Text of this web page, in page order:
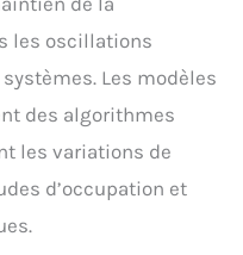
les oscillations
Les modèles
des algorithmes
les variations de
d’occupation et